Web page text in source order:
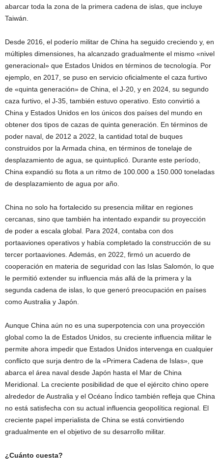
abarcar toda la zona de la primera cadena de islas, que incluye
Taiwán.
Desde 2016, el poderío militar de China ha seguido creciendo y, en
múltiples dimensiones, ha alcanzado gradualmente el mismo «nivel
generacional» que Estados Unidos en términos de tecnología. Por
ejemplo, en 2017, se puso en servicio oficialmente el caza furtivo
de «quinta generación» de China, el J-20, y en 2024, su segundo
caza furtivo, el J-35, también estuvo operativo. Esto convirtió a
China y Estados Unidos en los únicos dos países del mundo en
obtener dos tipos de cazas de quinta generación. En términos de
poder naval, de 2012 a 2022, la cantidad total de buques
construidos por la Armada china, en términos de tonelaje de
desplazamiento de agua, se quintuplicó. Durante este período,
China expandió su flota a un ritmo de 100.000 a 150.000 toneladas
de desplazamiento de agua por año.
China no solo ha fortalecido su presencia militar en regiones
cercanas, sino que también ha intentado expandir su proyección
de poder a escala global. Para 2024, contaba con dos
portaaviones operativos y había completado la construcción de su
tercer portaaviones. Además, en 2022, firmó un acuerdo de
cooperación en materia de seguridad con las Islas Salomón, lo que
le permitió extender su influencia más allá de la primera y la
segunda cadena de islas, lo que generó preocupación en países
como Australia y Japón.
Aunque China aún no es una superpotencia con una proyección
global como la de Estados Unidos, su creciente influencia militar le
permite ahora impedir que Estados Unidos intervenga en cualquier
conflicto que surja dentro de la «Primera Cadena de Islas», que
abarca el área naval desde Japón hasta el Mar de China
Meridional. La creciente posibilidad de que el ejército chino opere
alrededor de Australia y el Océano Índico también refleja que China
no está satisfecha con su actual influencia geopolítica regional. El
creciente papel imperialista de China se está convirtiendo
gradualmente en el objetivo de su desarrollo militar.
¿Cuánto cuesta?